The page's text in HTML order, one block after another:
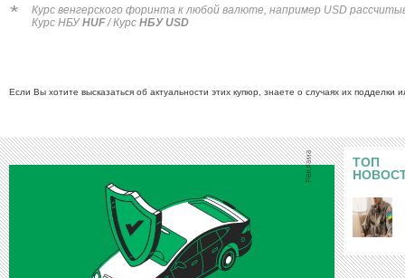
*
Курс венгерского форинта к любой валюте, например USD
Курс НБУHUF/ Курс НБУ USD
Если Вы хотите высказаться об актуальности этих купюр, знаете о случаях их
ТОП